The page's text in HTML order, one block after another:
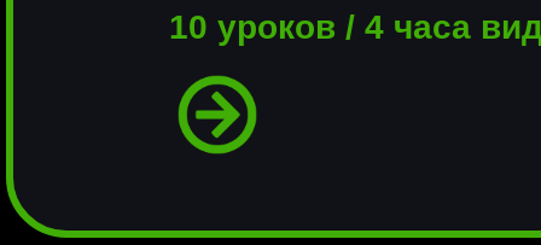
10 уроков / 4 часа